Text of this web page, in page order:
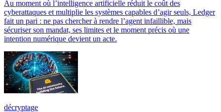
Au moment où l’intelligence artificielle réduit le coût des
cyberattaques et multiplie les systèmes capables d’agir seuls, Ledger
fait un pari : ne pas chercher à rendre l’agent infaillible, mais
sécuriser son mandat, ses limites et le moment précis où une
intention numérique devient un acte.
décryptage